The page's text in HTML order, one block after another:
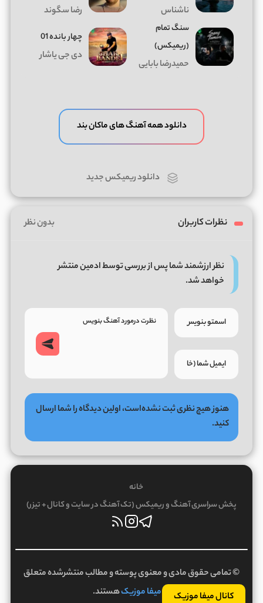
کانال میفا موزیک
ناشناس رضا سگوند
سنگ تمام
(ریمیکس)
حمیدرضا بابایی
چهار بانده 01
دی جی یاشار
دانلود همه آهنگ های ماکان بند
دانلود ریمیکس جدید
نظرات کاربران بدون نظر
نظر ارزشمند شما پس از بررسی توسط ادمین منتشر
خواهد شد.
هنوز هیچ نظری ثبت نشده‌است، اولین دیدگاه را شما ارسال
کنید.
خانه
پخش سراسری آهنگ و ریمیکس (تک آهنگ در سایت و کانال + تیزر)
© تمامی حقوق مادی و معنوی پوسته و مطالب منتشرشده متعلق
بهمیفا موزیکهستند.